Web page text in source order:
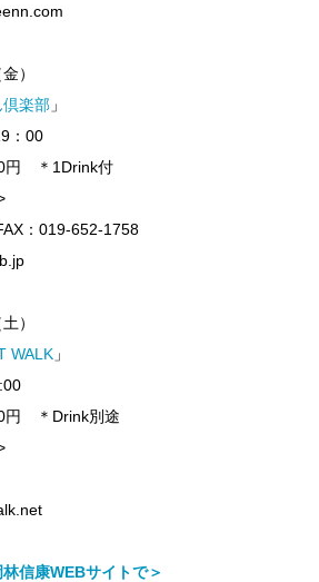
）
楽部 」
：00
円 ＊1Drink付
：019-652-1758
）
WALK 」
円 ＊Drink別途
信康WEBサイトで＞